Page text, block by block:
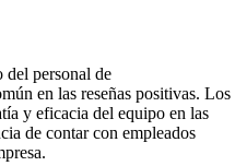
del personal de
en las reseñas positivas. Los
y eficacia del equipo en las
de contar con empleados